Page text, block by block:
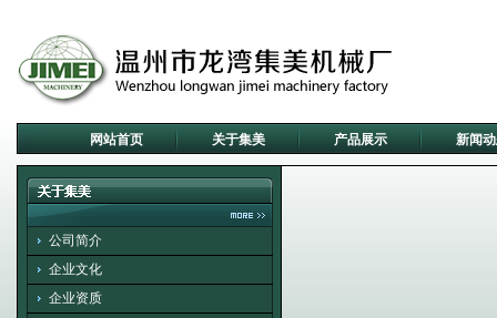
网站首页 关于集美 产品展示 新闻
公司简介
企业文化
企业资质